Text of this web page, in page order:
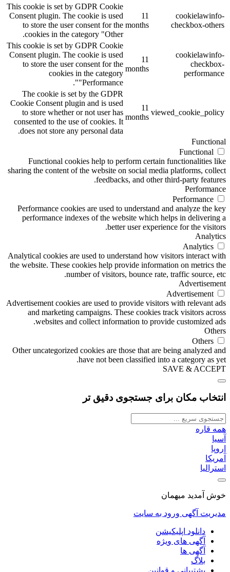
cookielawinfo-
checkbox-others
11
months
This cookie is set by GDPR Cookie
Consent plugin. The cookie is used
to store the user consent for the
cookies in the category "Other.
cookielawinfo-
checkbox-
performance
11
months
This cookie is set by GDPR Cookie
Consent plugin. The cookie is used
to store the user consent for the
cookies in the category
"Performance".
viewed_cookie_policy
11
months
The cookie is set by the GDPR
Cookie Consent plugin and is used
to store whether or not user has
consented to the use of cookies. It
does not store any personal data.
Functional
Functional
Functional cookies help to perform certain functionalities like
sharing the content of the website on social media platforms, collect
feedbacks, and other third-party features.
Performance
Performance
Performance cookies are used to understand and analyze the key
performance indexes of the website which helps in delivering a
better user experience for the visitors.
Analytics
Analytics
Analytical cookies are used to understand how visitors interact with
the website. These cookies help provide information on metrics the
number of visitors, bounce rate, traffic source, etc.
Advertisement
Advertisement
Advertisement cookies are used to provide visitors with relevant ads
and marketing campaigns. These cookies track visitors across
websites and collect information to provide customized ads.
Others
Others
Other uncategorized cookies are those that are being analyzed and
have not been classified into a category as yet.
SAVE & ACCEPT
انتخاب مکان برای جستجوی دقیق تر
همه قاره
آسیا
اروپا
آمریکا
استرالیا
خوش آمدید میهمان
مدیریت آگهی ورود به سایت
دانلود اپلیکیشن
آگهی های ویژه
آگهی ها
بلاگ